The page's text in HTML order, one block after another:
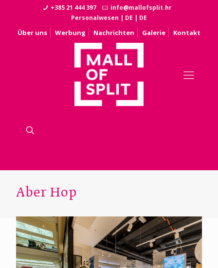
+385 21 444 397
info@mallofsplit.hr
Personalwesen | DE | DE
Über uns Werbung Nachrichten Galerie Kontakt
Aber Hop